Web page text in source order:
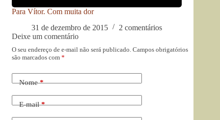
Para Vítor. Com muita dor
31 de dezembro de 2015
2 comentários
Deixe um comentário
O seu endereço de e-mail não será publicado. Campos obrigatórios
são marcados com *
Nome*
E-mail*